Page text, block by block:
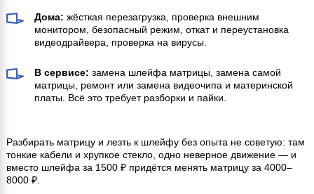
Дома: жёсткая перезагрузка, проверка внешним
монитором, безопасный режим, откат и переустановка
видеодрайвера, проверка на вирусы.
В сервисе: замена шлейфа матрицы, замена самой
матрицы, ремонт или замена видеочипа и материнской
платы. Всё это требует разборки и пайки.
Разбирать матрицу и лезть к шлейфу без опыта не советую: там
тонкие кабели и хрупкое стекло, одно неверное движение — и
вместо шлейфа за 1500 ₽ придётся менять матрицу за 4000–
8000 ₽.